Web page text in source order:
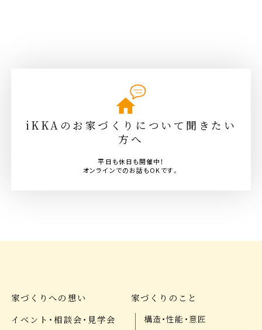
iKKAのお家づくりについて聞きたい
方へ
平日も休日も開催中！
オンラインでのお話もOKです。
家づくりへの想い
イベント・相談会・見学会
家づくりのこと
構造・性能・意匠